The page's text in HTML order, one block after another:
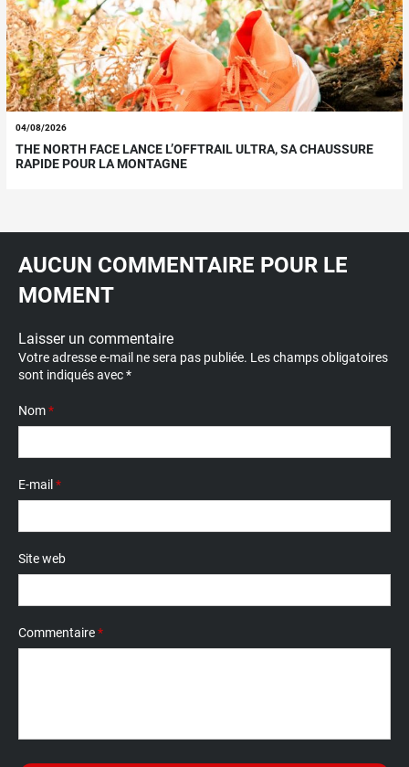
04/08/2026
THE NORTH FACE LANCE L’OFFTRAIL ULTRA, SA CHAUSSURE
RAPIDE POUR LA MONTAGNE
AUCUN COMMENTAIRE POUR LE
MOMENT
Laisser un commentaire
Votre adresse e-mail ne sera pas publiée. Les champs obligatoires
sont indiqués avec*
Nom*
E-mail *
Site web
Commentaire*